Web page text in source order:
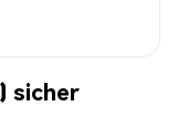
sicher